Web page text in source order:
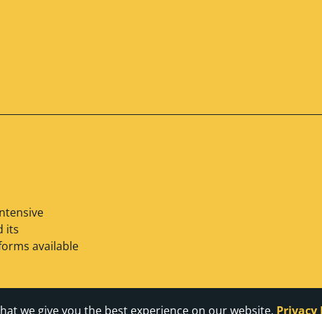
we give you the best experience on our website. Privacy
its
available